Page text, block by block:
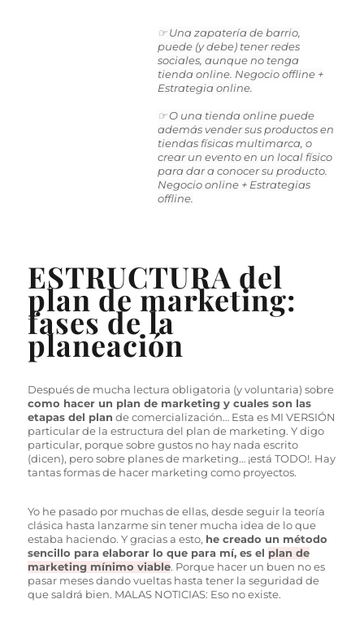
☞ Una zapatería de barrio,
puede (y debe) tener redes
sociales, aunque no tenga
tienda online. Negocio offline +
Estrategia online.
☞ O una tienda online puede
además vender sus productos en
tiendas físicas multimarca, o
crear un evento en un local físico
para dar a conocer su producto.
Negocio online + Estrategias
offline.
ESTRUCTURA del
plan de marketing:
fases de la
planeación
Después de mucha lectura obligatoria (y voluntaria) sobre
como hacer un plan de marketing y cuales son las
etapas del plan de comercialización… Esta es MI VERSIÓN
particular de la estructura del plan de marketing. Y digo
particular, porque sobre gustos no hay nada escrito
(dicen), pero sobre planes de marketing… ¡está TODO!. Hay
tantas formas de hacer marketing como proyectos.
Yo he pasado por muchas de ellas, desde seguir la teoría
clásica hasta lanzarme sin tener mucha idea de lo que
estaba haciendo. Y gracias a esto, he creado un método
sencillo para elaborar lo que para mí, es el plan de
marketing mínimo viable. Porque hacer un buen no es
pasar meses dando vueltas hasta tener la seguridad de
que saldrá bien. MALAS NOTICIAS: Eso no existe.